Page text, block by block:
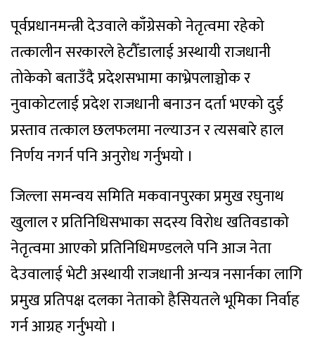
पूर्वप्रधानमन्त्री देउवाले काँग्रेसको नेतृत्वमा रहेको
तत्कालीन सरकारले हेटौँडालाई अस्थायी राजधानी
तोकेको बताउँदै प्रदेशसभामा काभ्रेपलाञ्चोक र
नुवाकोटलाई प्रदेश राजधानी बनाउन दर्ता भएको दुई
प्रस्ताव तत्काल छलफलमा नल्याउन र त्यसबारे हाल
निर्णय नगर्न पनि अनुरोध गर्नुभयो ।
जिल्ला समन्वय समिति मकवानपुरका प्रमुख रघुनाथ
खुलाल र प्रतिनिधिसभाका सदस्य विरोध खतिवडाको
नेतृत्वमा आएको प्रतिनिधिमण्डलले पनि आज नेता
देउवालाई भेटी अस्थायी राजधानी अन्यत्र नसार्नका लागि
प्रमुख प्रतिपक्ष दलका नेताको हैसियतले भूमिका निर्वाह
गर्न आग्रह गर्नुभयो ।